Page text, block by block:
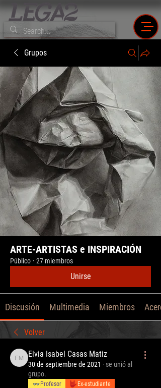
Grupos
ARTE-ARTISTAS e INSPIRACIÓN
Público · 27 miembros
Unirse
Discusión Multimedia Miembros
Volver
Elvia Isabel Casas Matiz
Elvia Isabel Casas Matiz
30 de septiembre de 2021 · se unió al
grupo.
Profesor
Ex-estudiante